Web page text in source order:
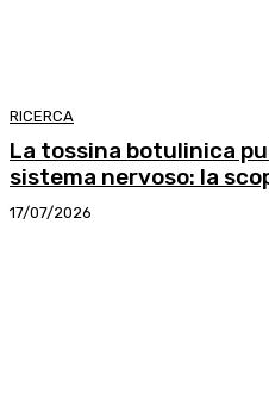
RICERCA
La tossina botulinica
sistema nervoso: la
17/07/2026